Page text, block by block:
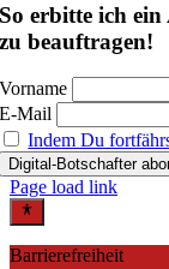
So erbitte ich
zu beauftragen!
Vorname
E-Mail
Indem Du
Page load link
Barrierefreiheit